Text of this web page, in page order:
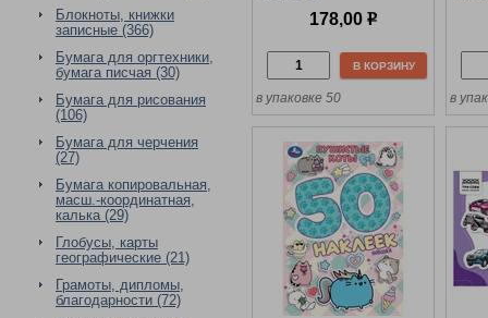
Блокноты, книжки
записные (366)
Бумага для оргтехники,
бумага писчая (30)
Бумага для рисования
(106)
Бумага для черчения
(27)
Бумага копировальная,
масш.-координатная,
калька (29)
Глобусы, карты
географические (21)
Грамоты, дипломы,
благодарности (72)
178,00 р
В КОРЗИНУ
в упаковке 50 в